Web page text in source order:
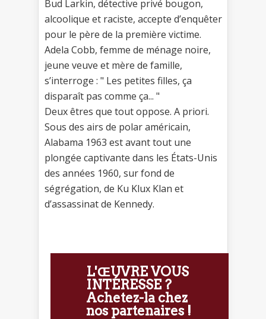
Bud Larkin, détective privé bougon,
alcoolique et raciste, accepte d’enquêter
pour le père de la première victime.
Adela Cobb, femme de ménage noire,
jeune veuve et mère de famille,
s’interroge : " Les petites filles, ça
disparaît pas comme ça... "
Deux êtres que tout oppose. A priori.
Sous des airs de polar américain,
Alabama 1963 est avant tout une
plongée captivante dans les États-Unis
des années 1960, sur fond de
ségrégation, de Ku Klux Klan et
d’assassinat de Kennedy.
L'ŒUVRE VOUS
INTÉRESSE ?
Achetez-la chez
nos partenaires !